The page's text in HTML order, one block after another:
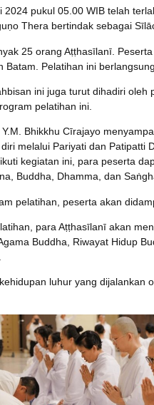
2024 pukul 05.00 WIB telah
Thera bertindak sebagai
25 orang Aṭṭhasīlanī.
Batam. Pelatihan ini
ini juga turut dihadiri
pelatihan ini.
Bhikkhu Cīrajayo
melalui Pariyati dan Patipatti
kegiatan ini, para peserta
Buddha, Dhamma, dan
pelatihan, peserta akan
para Aṭṭhasīlanī akan
Buddha, Riwayat Hidup
luhur yang dijalankan